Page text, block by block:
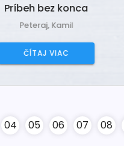
Príbeh bez konca
Peteraj, Kamil
ČÍTAJ VIAC
04 05 06 07 08